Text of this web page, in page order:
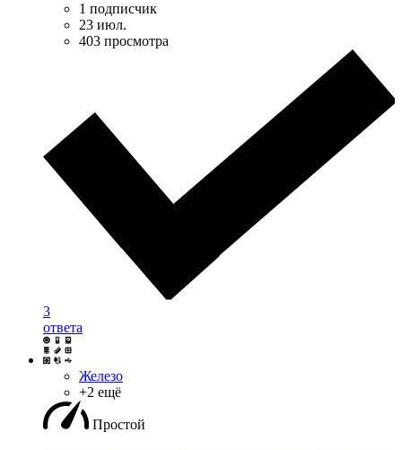
1 подписчик
23 июл.
403 просмотра
3
ответа
Железо
+2 ещё
Простой